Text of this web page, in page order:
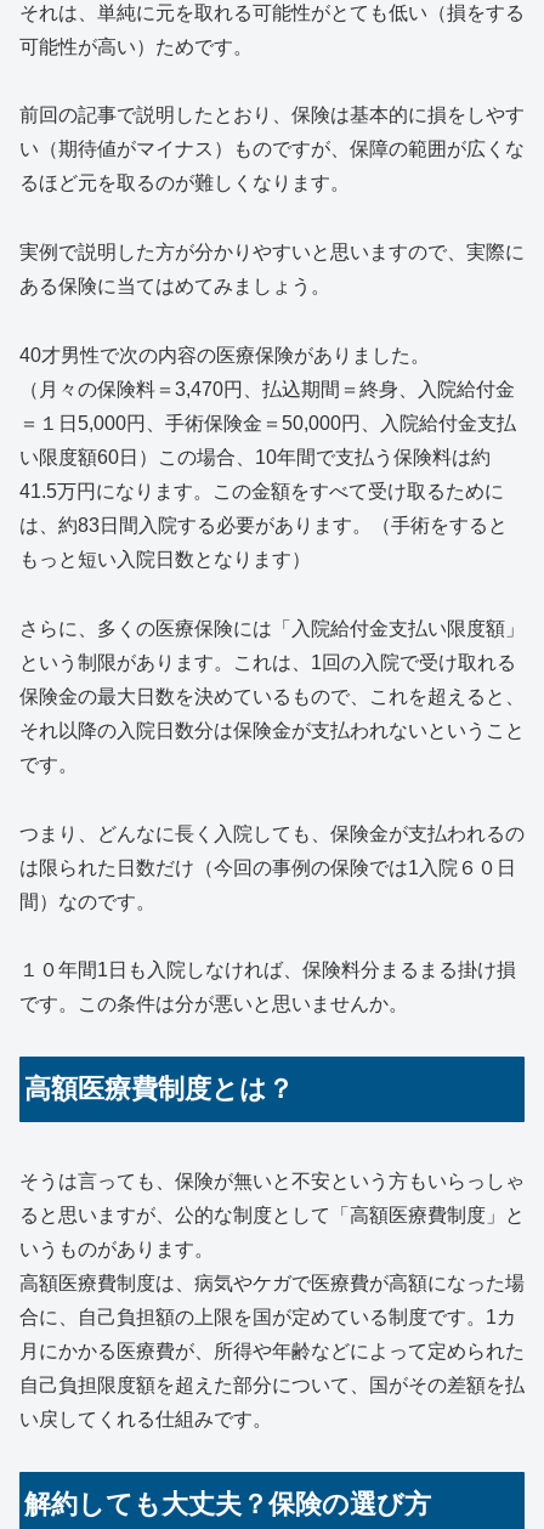
それは、単純に元を取れる可能性がとても低い（損をする
可能性が高い）ためです。
前回の記事で説明したとおり、保険は基本的に損をしやす
い（期待値がマイナス）ものですが、保障の範囲が広くな
るほど元を取るのが難しくなります。
実例で説明した方が分かりやすいと思いますので、実際に
ある保険に当てはめてみましょう。
40才男性で次の内容の医療保険がありました。
（月々の保険料＝3,470円、払込期間＝終身、入院給付金
＝１日5,000円、手術保険金＝50,000円、入院給付金支払
い限度額60日）この場合、10年間で支払う保険料は約
41.5万円になります。この金額をすべて受け取るために
は、約83日間入院する必要があります。（手術をすると
もっと短い入院日数となります）
さらに、多くの医療保険には「入院給付金支払い限度額」
という制限があります。これは、1回の入院で受け取れる
保険金の最大日数を決めているもので、これを超えると、
それ以降の入院日数分は保険金が支払われないということ
です。
つまり、どんなに長く入院しても、保険金が支払われるの
は限られた日数だけ（今回の事例の保険では1入院６０日
間）なのです。
１０年間1日も入院しなければ、保険料分まるまる掛け損
です。この条件は分が悪いと思いませんか。
高額医療費制度とは？
そうは言っても、保険が無いと不安という方もいらっしゃ
ると思いますが、公的な制度として「高額医療費制度」と
いうものがあります。
高額医療費制度は、病気やケガで医療費が高額になった場
合に、自己負担額の上限を国が定めている制度です。1カ
月にかかる医療費が、所得や年齢などによって定められた
自己負担限度額を超えた部分について、国がその差額を払
い戻してくれる仕組みです。
解約しても大丈夫？保険の選び方